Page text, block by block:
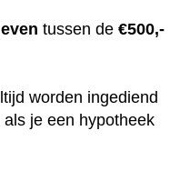
tussen de €500,-
worden ingediend
je een hypotheek